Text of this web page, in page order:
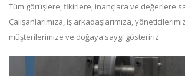
Tüm görüşlere, fikirlere, inançlara ve değerlere
Çalışanlarımıza, iş arkadaşlarımıza,
müşterilerimize ve doğaya saygı gösteririz